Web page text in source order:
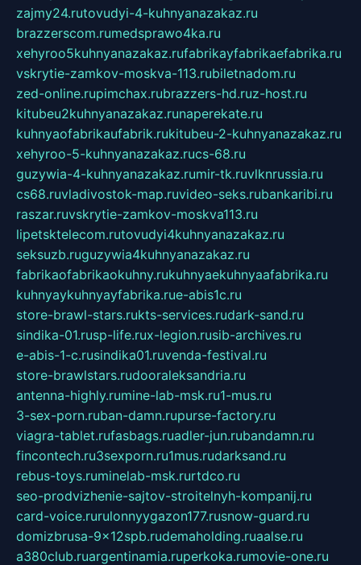
zajmy24.rutovudyi-4-kuhnyanazakaz.ru
brazzerscom.rumedsprawo4ka.ru
xehyroo5kuhnyanazakaz.rufabrikayfabrikaefabrika.ru
vskrytie-zamkov-moskva-113.rubiletnadom.ru
zed-online.rupimchax.rubrazzers-hd.ruz-host.ru
kitubeu2kuhnyanazakaz.runaperekate.ru
kuhnyaofabrikaufabrik.rukitubeu-2-kuhnyanazakaz.ru
xehyroo-5-kuhnyanazakaz.rucs-68.ru
guzywia-4-kuhnyanazakaz.rumir-tk.ruvlknrussia.ru
cs68.ruvladivostok-map.ruvideo-seks.rubankaribi.ru
raszar.ruvskrytie-zamkov-moskva113.ru
lipetsktelecom.rutovudyi4kuhnyanazakaz.ru
seksuzb.ruguzywia4kuhnyanazakaz.ru
fabrikaofabrikaokuhny.rukuhnyaekuhnyaafabrika.ru
kuhnyaykuhnyayfabrika.rue-abis1c.ru
store-brawl-stars.rukts-services.rudark-sand.ru
sindika-01.rusp-life.rux-legion.rusib-archives.ru
e-abis-1-c.rusindika01.ruvenda-festival.ru
store-brawlstars.rudooraleksandria.ru
antenna-highly.rumine-lab-msk.ru1-mus.ru
3-sex-porn.ruban-damn.rupurse-factory.ru
viagra-tablet.rufasbags.ruadler-jun.rubandamn.ru
fincontech.ru3sexporn.ru1mus.rudarksand.ru
rebus-toys.ruminelab-msk.rurtdco.ru
seo-prodvizhenie-sajtov-stroitelnyh-kompanij.ru
card-voice.rurulonnyygazon177.rusnow-guard.ru
domizbrusa-9x12spb.rudemaholding.ruaalse.ru
a380club.ruargentinamia.ruperkoka.rumovie-one.ru